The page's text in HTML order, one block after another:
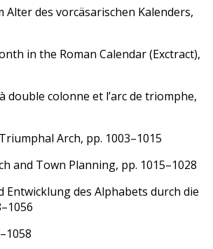
Alter des vorcäsarischen Kalenders,
in the Roman Calendar (Exctract),
double colonne et l’arc de triomphe,
Arch, pp. 1003–1015
and Town Planning, pp. 1015–1028
Entwicklung des Alphabets durch die